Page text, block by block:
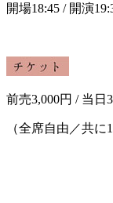
開場18:45 / 開演
前売3,000円 / 当日
（全席自由／共に